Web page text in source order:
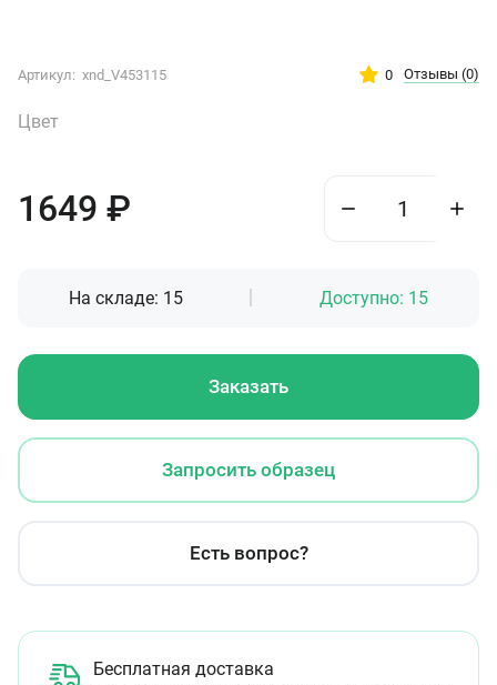
Артикул: xnd_V453115 0 Отзывы (0)
Цвет
1649 ₽
На складе: 15 Доступно: 15
Заказать
Запросить образец
Есть вопрос?
Бесплатная доставка